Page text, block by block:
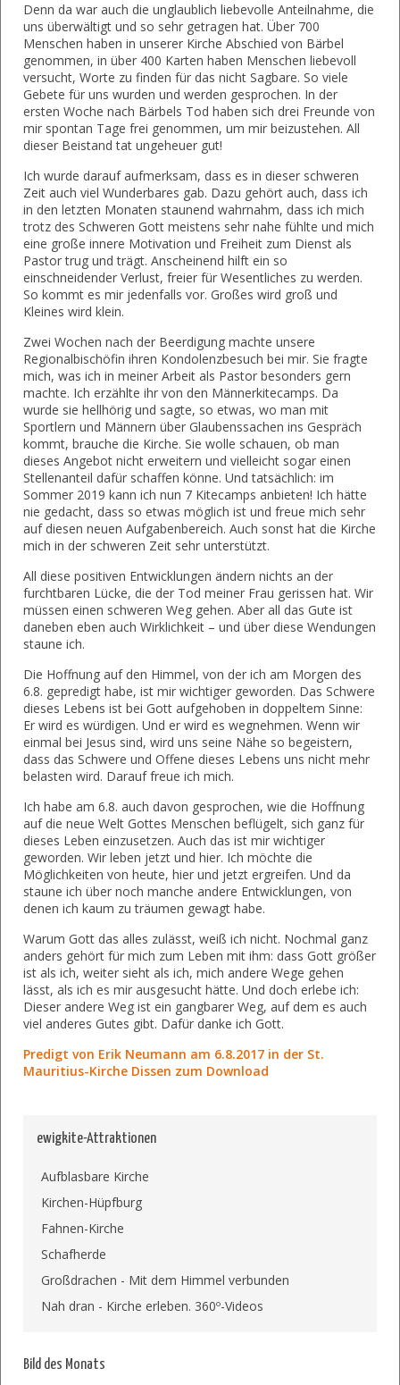
Denn da war auch die unglaublich liebevolle Anteilnahme, die
uns überwältigt und so sehr getragen hat. Über 700
Menschen haben in unserer Kirche Abschied von Bärbel
genommen, in über 400 Karten haben Menschen liebevoll
versucht, Worte zu finden für das nicht Sagbare. So viele
Gebete für uns wurden und werden gesprochen. In der
ersten Woche nach Bärbels Tod haben sich drei Freunde von
mir spontan Tage frei genommen, um mir beizustehen. All
dieser Beistand tat ungeheuer gut!
Ich wurde darauf aufmerksam, dass es in dieser schweren
Zeit auch viel Wunderbares gab. Dazu gehört auch, dass ich
in den letzten Monaten staunend wahrnahm, dass ich mich
trotz des Schweren Gott meistens sehr nahe fühlte und mich
eine große innere Motivation und Freiheit zum Dienst als
Pastor trug und trägt. Anscheinend hilft ein so
einschneidender Verlust, freier für Wesentliches zu werden.
So kommt es mir jedenfalls vor. Großes wird groß und
Kleines wird klein.
Zwei Wochen nach der Beerdigung machte unsere
Regionalbischöfin ihren Kondolenzbesuch bei mir. Sie fragte
mich, was ich in meiner Arbeit als Pastor besonders gern
machte. Ich erzählte ihr von den Männerkitecamps. Da
wurde sie hellhörig und sagte, so etwas, wo man mit
Sportlern und Männern über Glaubenssachen ins Gespräch
kommt, brauche die Kirche. Sie wolle schauen, ob man
dieses Angebot nicht erweitern und vielleicht sogar einen
Stellenanteil dafür schaffen könne. Und tatsächlich: im
Sommer 2019 kann ich nun 7 Kitecamps anbieten! Ich hätte
nie gedacht, dass so etwas möglich ist und freue mich sehr
auf diesen neuen Aufgabenbereich. Auch sonst hat die Kirche
mich in der schweren Zeit sehr unterstützt.
All diese positiven Entwicklungen ändern nichts an der
furchtbaren Lücke, die der Tod meiner Frau gerissen hat. Wir
müssen einen schweren Weg gehen. Aber all das Gute ist
daneben eben auch Wirklichkeit – und über diese Wendungen
staune ich.
Die Hoffnung auf den Himmel, von der ich am Morgen des
6.8. gepredigt habe, ist mir wichtiger geworden. Das Schwere
dieses Lebens ist bei Gott aufgehoben in doppeltem Sinne:
Er wird es würdigen. Und er wird es wegnehmen. Wenn wir
einmal bei Jesus sind, wird uns seine Nähe so begeistern,
dass das Schwere und Offene dieses Lebens uns nicht mehr
belasten wird. Darauf freue ich mich.
Ich habe am 6.8. auch davon gesprochen, wie die Hoffnung
auf die neue Welt Gottes Menschen beflügelt, sich ganz für
dieses Leben einzusetzen. Auch das ist mir wichtiger
geworden. Wir leben jetzt und hier. Ich möchte die
Möglichkeiten von heute, hier und jetzt ergreifen. Und da
staune ich über noch manche andere Entwicklungen, von
denen ich kaum zu träumen gewagt habe.
Warum Gott das alles zulässt, weiß ich nicht. Nochmal ganz
anders gehört für mich zum Leben mit ihm: dass Gott größer
ist als ich, weiter sieht als ich, mich andere Wege gehen
lässt, als ich es mir ausgesucht hätte. Und doch erlebe ich:
Dieser andere Weg ist ein gangbarer Weg, auf dem es auch
viel anderes Gutes gibt. Dafür danke ich Gott.
Predigt von Erik Neumann am 6.8.2017 in der St.
Mauritius-Kirche Dissen zum Download
ewigkite-Attraktionen
Aufblasbare Kirche
Kirchen-Hüpfburg
Fahnen-Kirche
Schafherde
Großdrachen - Mit dem Himmel verbunden
Nah dran - Kirche erleben. 360º-Videos
Bild des Monats